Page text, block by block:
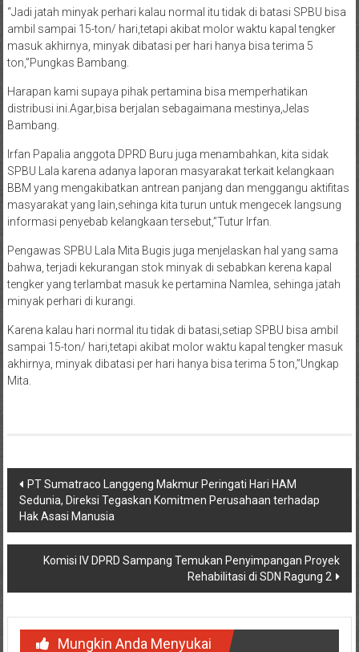
“Jadi jatah minyak perhari kalau normal itu tidak di batasi SPBU bisa
ambil sampai 15-ton/ hari,tetapi akibat molor waktu kapal tengker
masuk akhirnya, minyak dibatasi per hari hanya bisa terima 5
ton,”Pungkas Bambang.
Harapan kami supaya pihak pertamina bisa memperhatikan
distribusi ini.Agar,bisa berjalan sebagaimana mestinya,Jelas
Bambang.
Irfan Papalia anggota DPRD Buru juga menambahkan, kita sidak
SPBU Lala karena adanya laporan masyarakat terkait kelangkaan
BBM yang mengakibatkan antrean panjang dan menggangu aktifitas
masyarakat yang lain,sehinga kita turun untuk mengecek langsung
informasi penyebab kelangkaan tersebut,”Tutur Irfan.
Pengawas SPBU Lala Mita Bugis juga menjelaskan hal yang sama
bahwa, terjadi kekurangan stok minyak di sebabkan kerena kapal
tengker yang terlambat masuk ke pertamina Namlea, sehinga jatah
minyak perhari di kurangi.
Karena kalau hari normal itu tidak di batasi,setiap SPBU bisa ambil
sampai 15-ton/ hari,tetapi akibat molor waktu kapal tengker masuk
akhirnya, minyak dibatasi per hari hanya bisa terima 5 ton,”Ungkap
Mita.
Navigasi
pos
PT Sumatraco Langgeng Makmur Peringati Hari HAM
Sedunia, Direksi Tegaskan Komitmen Perusahaan terhadap
Hak Asasi Manusia
Komisi IV DPRD Sampang Temukan Penyimpangan Proyek
Rehabilitasi di SDN Ragung 2
Mungkin Anda Menyukai